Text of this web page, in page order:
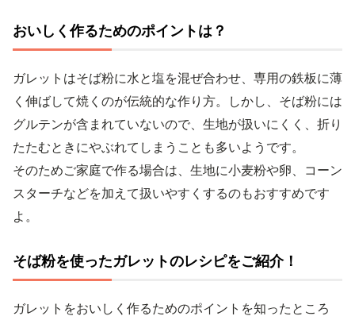
おいしく作るためのポイントは？
ガレットはそば粉に水と塩を混ぜ合わせ、専用の鉄板に薄
く伸ばして焼くのが伝統的な作り方。しかし、そば粉には
グルテンが含まれていないので、生地が扱いにくく、折り
たたむときにやぶれてしまうことも多いようです。
そのためご家庭で作る場合は、生地に小麦粉や卵、コーン
スターチなどを加えて扱いやすくするのもおすすめです
よ。
そば粉を使ったガレットのレシピをご紹介！
ガレットをおいしく作るためのポイントを知ったところ